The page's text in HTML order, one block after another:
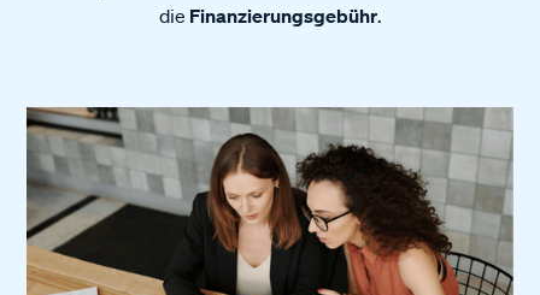
die Finanzierungsgebühr.